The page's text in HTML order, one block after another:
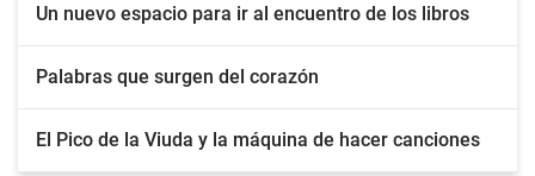
Un nuevo espacio para ir al encuentro de los libros
Palabras que surgen del corazón
El Pico de la Viuda y la máquina de hacer canciones